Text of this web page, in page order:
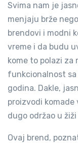
Svima nam je
menjaju brže
brendovi i modni
vreme i da budu
kome to polazi za
funkcionalnost
godina. Dakle,
proizvodi komade
dugo održao u
Ovaj brend,